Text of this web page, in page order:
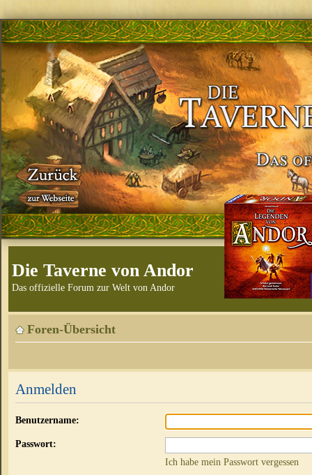
Die Taverne von Andor
Das offizielle Forum zur Welt von Andor
Foren-Übersicht
Anmelden
Benutzername:
Passwort:
Ich habe mein Passwort vergessen